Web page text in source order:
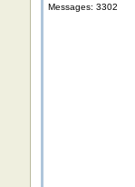
Messages: 3302